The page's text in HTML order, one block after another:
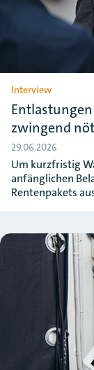
Interview
zwingend
29.06.2026
Um kurzfristig
anfänglichen
Rentenpakets